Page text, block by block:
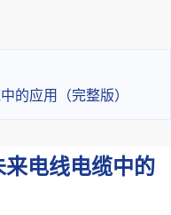
的应用（完整版）
来电线电缆中的